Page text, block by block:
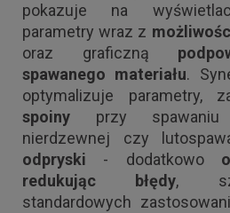
pokazuje na
parametry wraz z
oraz graficzną
spawanego materiału.
optymalizuje parametry,
spoiny przy spawaniu
nierdzewnej czy
odpryski - dodatkowo
redukując błędy,
standardowych